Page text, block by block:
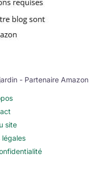
- Partenaire Amazon
site
légales